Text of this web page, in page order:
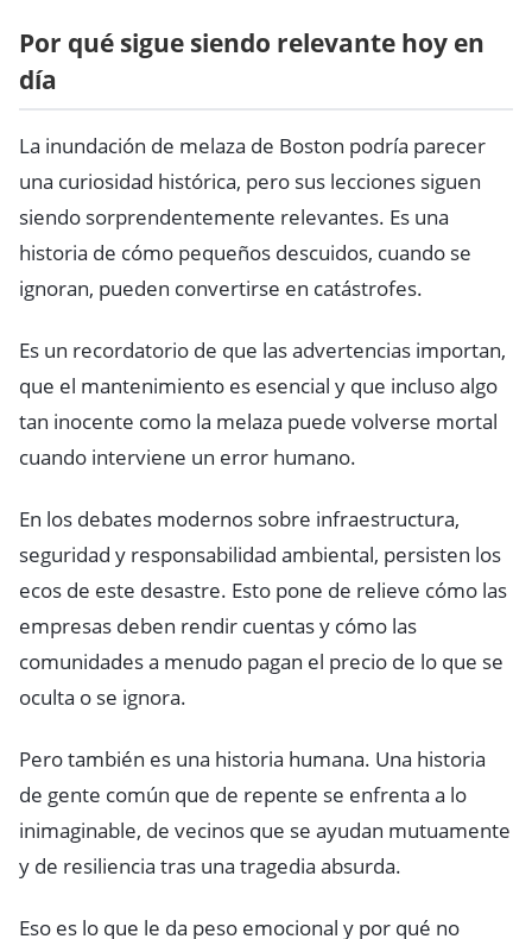
Por qué sigue siendo relevante hoy en
día
La inundación de melaza de Boston podría parecer
una curiosidad histórica, pero sus lecciones siguen
siendo sorprendentemente relevantes. Es una
historia de cómo pequeños descuidos, cuando se
ignoran, pueden convertirse en catástrofes.
Es un recordatorio de que las advertencias importan,
que el mantenimiento es esencial y que incluso algo
tan inocente como la melaza puede volverse mortal
cuando interviene un error humano.
En los debates modernos sobre infraestructura,
seguridad y responsabilidad ambiental, persisten los
ecos de este desastre. Esto pone de relieve cómo las
empresas deben rendir cuentas y cómo las
comunidades a menudo pagan el precio de lo que se
oculta o se ignora.
Pero también es una historia humana. Una historia
de gente común que de repente se enfrenta a lo
inimaginable, de vecinos que se ayudan mutuamente
y de resiliencia tras una tragedia absurda.
Eso es lo que le da peso emocional y por qué no